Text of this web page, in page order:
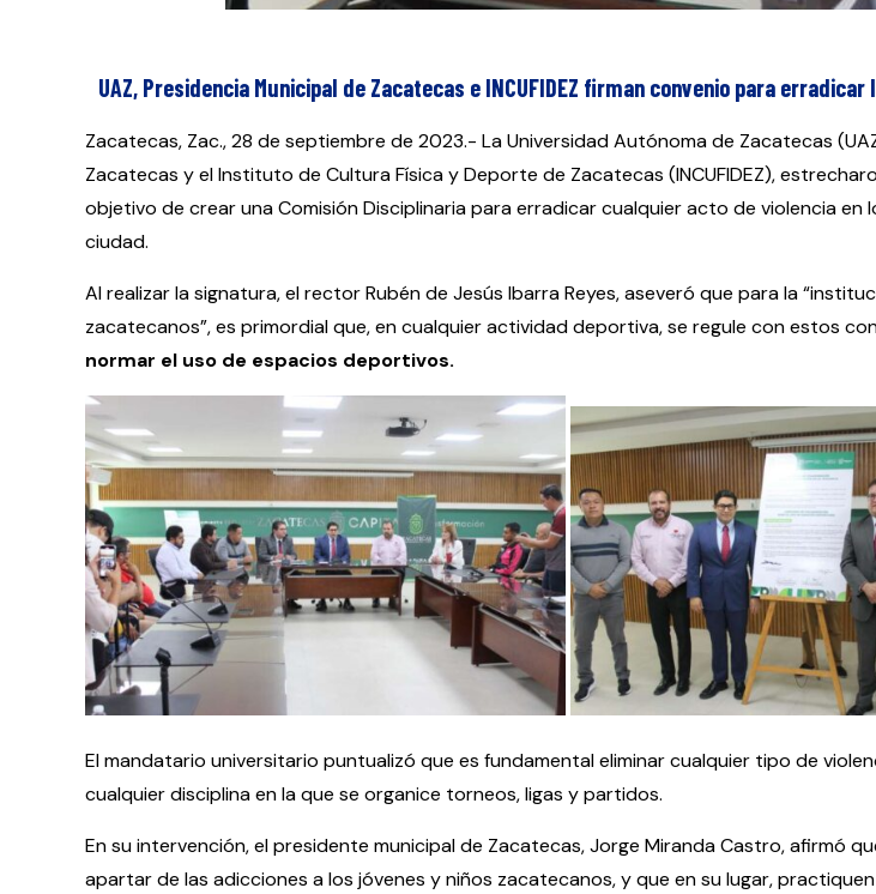
UAZ, Presidencia Municipal de Zacatecas e INCUFIDEZ firman convenio para
Zacatecas, Zac., 28 de septiembre de 2023.- La Universidad Autónoma de Zacatecas
Zacatecas y el Instituto de Cultura Física y Deporte de Zacatecas (INCUFIDEZ),
objetivo de crear una Comisión Disciplinaria para erradicar cualquier acto de violencia en
ciudad.
Al realizar la signatura, el rector Rubén de Jesús Ibarra Reyes, aseveró que para la
zacatecanos”, es primordial que, en cualquier actividad deportiva, se regule con estos
normar el uso de espacios deportivos.
El mandatario universitario puntualizó que es fundamental eliminar cualquier tipo de
cualquier disciplina en la que se organice torneos, ligas y partidos.
En su intervención, el presidente municipal de Zacatecas, Jorge Miranda Castro, afirmó
apartar de las adicciones a los jóvenes y niños zacatecanos, y que en su lugar,